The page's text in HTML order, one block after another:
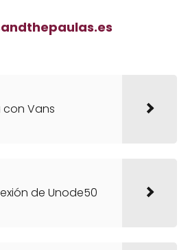
con Vans
de Unode50